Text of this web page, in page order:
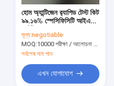
হোম অ্যান্টিজেন র‌্যাপিড টেস্ট কিট
৯৯.১৬% স্পেসিফিসিটি আইএসও
মূল্য:negotiable
MOQ:10000 পরীক্ষা / আলোচনা সাপেক্ষে
সর্বশেষ দাম পান
এখন যোগাযোগ